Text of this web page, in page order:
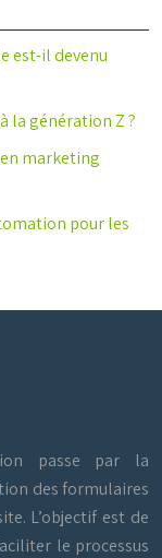
est-il devenu
la génération Z ?
marketing
pour les
passe par la
des formulaires
L’objectif est de
le processus